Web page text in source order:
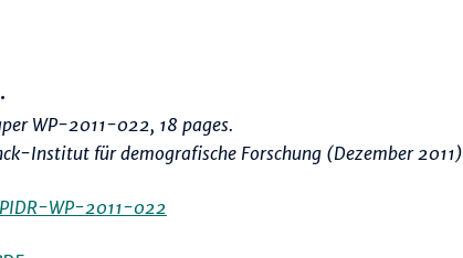
WP-2011-022, 18 pages.
Institut für demografische Forschung (Dezember 2011)
WP-2011-022